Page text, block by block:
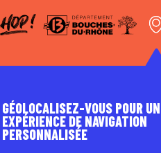
PATRIMOINE
GÉOLOCALISEZ-VOUS POUR
EXPÉRIENCE DE NAVIGATION
PERSONNALISÉE